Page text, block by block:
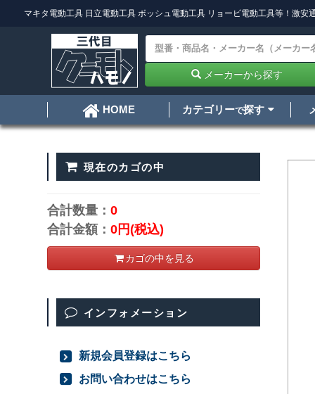
マキタ電動工具 日立電動工具 ボッシュ電動工具 リョービ電動工具等！激安
メーカーから探す
HOME カテゴリーで探す
現在のカゴの中
合計数量：0
合計金額：0円(税込)
カゴの中を見る
インフォメーション
新規会員登録はこちら
お問い合わせはこちら